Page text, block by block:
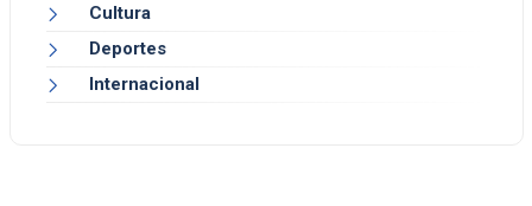
Cultura
Deportes
Internacional